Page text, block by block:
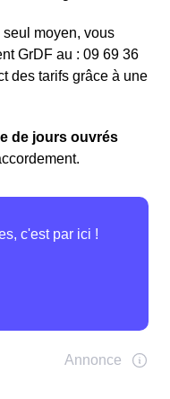
moyen, vous
GrDF au : 09 69 36
des tarifs grâce à une
de jours ouvrés